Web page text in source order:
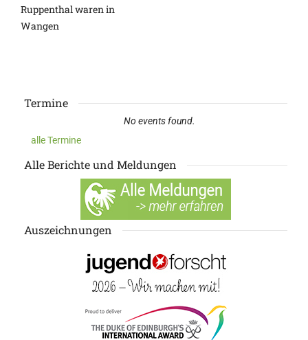
Ruppenthal waren in
Wangen
Termine
No events found.
alle Termine
Alle Berichte und Meldungen
Auszeichnungen